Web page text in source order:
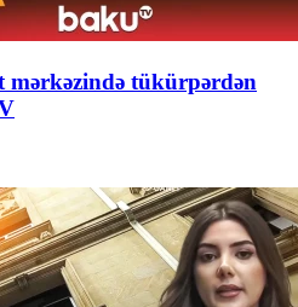
mərkəzində tükürpərdən